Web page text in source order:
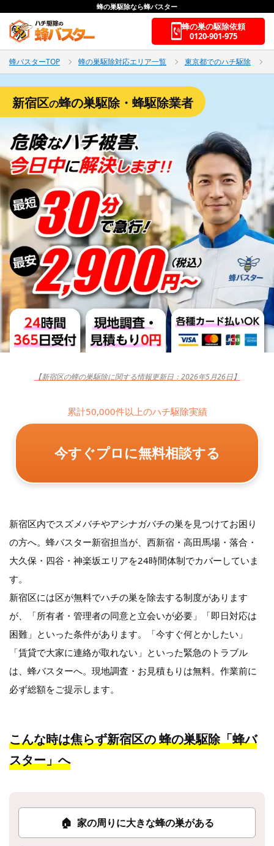
蜂の巣駆除なら蜂バスター
蜂の巣の駆除依頼
0120-901-975
蜂バスターTOP 蜂の巣駆除対応エリア一覧 東京都でのハチ駆除
新宿区の蜂の巣駆除・蜂駆除業者
【新宿区の蜂の巣駆除に関する情報更新日：2026年5月26日】
累計50,000件以上のハチ駆除実績
今すぐプロに無料相談する
新宿区内でスズメバチやアシナガバチの巣を見つけてお困り
の方へ。蜂バスター新宿担当が、西新宿・高田馬場・落合・
大久保・四谷・神楽坂エリアを24時間体制でカバーしていま
す。
新宿区には区が無料でハチの巣を除去する制度があります
が、「所有者・管理者の同意と立会いが必要」「即日対応は
困難」といった条件があります。「今すぐ何とかしたい」
「賃貸で大家に連絡が取れない」といった緊急のトラブル
は、蜂バスターへ。現地調査・お見積もりは無料。作業前に
必ず総額をご提示します。
こんな時は焦らず新宿区の蜂の巣駆除「蜂バ
スター」へ
🏠 家の周りに大きな蜂の巣がある